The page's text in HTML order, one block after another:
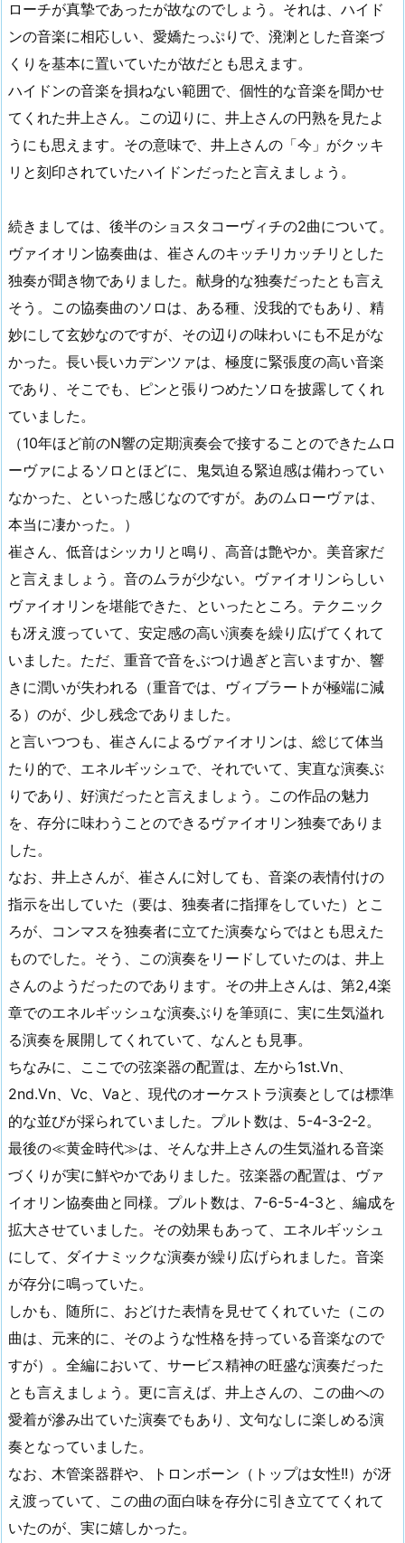
ローチが真摯であったが故なのでしょう。それは、ハイド
ンの音楽に相応しい、愛嬌たっぷりで、溌溂とした音楽づ
くりを基本に置いていたが故だとも思えます。
ハイドンの音楽を損ねない範囲で、個性的な音楽を聞かせ
てくれた井上さん。この辺りに、井上さんの円熟を見たよ
うにも思えます。その意味で、井上さんの「今」がクッキ
リと刻印されていたハイドンだったと言えましょう。
続きましては、後半のショスタコーヴィチの2曲について。
ヴァイオリン協奏曲は、崔さんのキッチリカッチリとした
独奏が聞き物でありました。献身的な独奏だったとも言え
そう。この協奏曲のソロは、ある種、没我的でもあり、精
妙にして玄妙なのですが、その辺りの味わいにも不足がな
かった。長い長いカデンツァは、極度に緊張度の高い音楽
であり、そこでも、ピンと張りつめたソロを披露してくれ
ていました。
（10年ほど前のN響の定期演奏会で接することのできたムロ
ーヴァによるソロとほどに、鬼気迫る緊迫感は備わってい
なかった、といった感じなのですが。あのムローヴァは、
本当に凄かった。）
崔さん、低音はシッカリと鳴り、高音は艶やか。美音家だ
と言えましょう。音のムラが少ない。ヴァイオリンらしい
ヴァイオリンを堪能できた、といったところ。テクニック
も冴え渡っていて、安定感の高い演奏を繰り広げてくれて
いました。ただ、重音で音をぶつけ過ぎと言いますか、響
きに潤いが失われる（重音では、ヴィブラートが極端に減
る）のが、少し残念でありました。
と言いつつも、崔さんによるヴァイオリンは、総じて体当
たり的で、エネルギッシュで、それでいて、実直な演奏ぶ
りであり、好演だったと言えましょう。この作品の魅力
を、存分に味わうことのできるヴァイオリン独奏でありま
した。
なお、井上さんが、崔さんに対しても、音楽の表情付けの
指示を出していた（要は、独奏者に指揮をしていた）とこ
ろが、コンマスを独奏者に立てた演奏ならではとも思えた
ものでした。そう、この演奏をリードしていたのは、井上
さんのようだったのであります。その井上さんは、第2,4楽
章でのエネルギッシュな演奏ぶりを筆頭に、実に生気溢れ
る演奏を展開してくれていて、なんとも見事。
ちなみに、ここでの弦楽器の配置は、左から1st.Vn、
2nd.Vn、Vc、Vaと、現代のオーケストラ演奏としては標準
的な並びが採られていました。プルト数は、5-4-3-2-2。
最後の≪黄金時代≫は、そんな井上さんの生気溢れる音楽
づくりが実に鮮やかでありました。弦楽器の配置は、ヴァ
イオリン協奏曲と同様。プルト数は、7-6-5-4-3と、編成を
拡大させていました。その効果もあって、エネルギッシュ
にして、ダイナミックな演奏が繰り広げられました。音楽
が存分に鳴っていた。
しかも、随所に、おどけた表情を見せてくれていた（この
曲は、元来的に、そのような性格を持っている音楽なので
すが）。全編において、サービス精神の旺盛な演奏だった
とも言えましょう。更に言えば、井上さんの、この曲への
愛着が滲み出ていた演奏でもあり、文句なしに楽しめる演
奏となっていました。
なお、木管楽器群や、トロンボーン（トップは女性!!）が冴
え渡っていて、この曲の面白味を存分に引き立ててくれて
いたのが、実に嬉しかった。